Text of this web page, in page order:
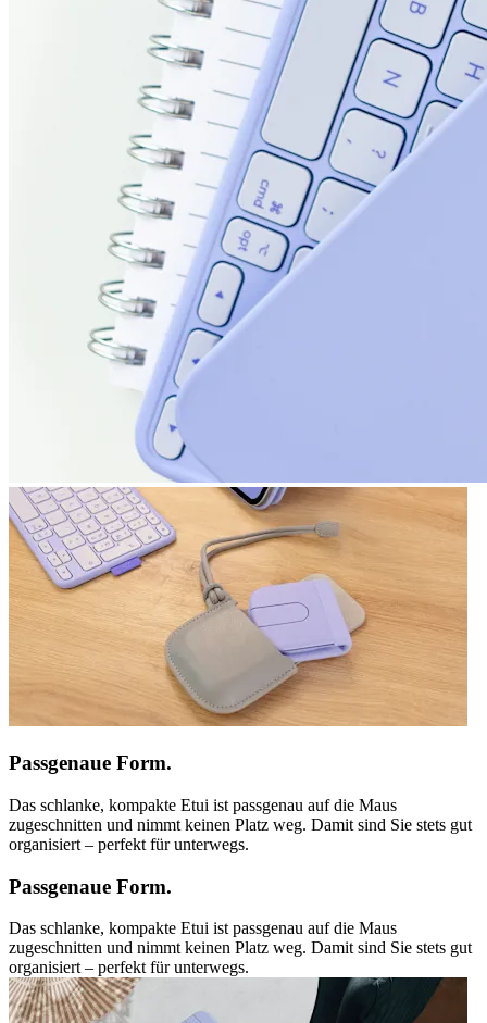
Passgenaue Form.
Das schlanke, kompakte Etui ist passgenau auf die Maus
zugeschnitten und nimmt keinen Platz weg. Damit sind Sie stets gut
organisiert – perfekt für unterwegs.
Passgenaue Form.
Das schlanke, kompakte Etui ist passgenau auf die Maus
zugeschnitten und nimmt keinen Platz weg. Damit sind Sie stets gut
organisiert – perfekt für unterwegs.